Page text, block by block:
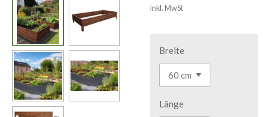
inkl. MwSt
Breite
Länge